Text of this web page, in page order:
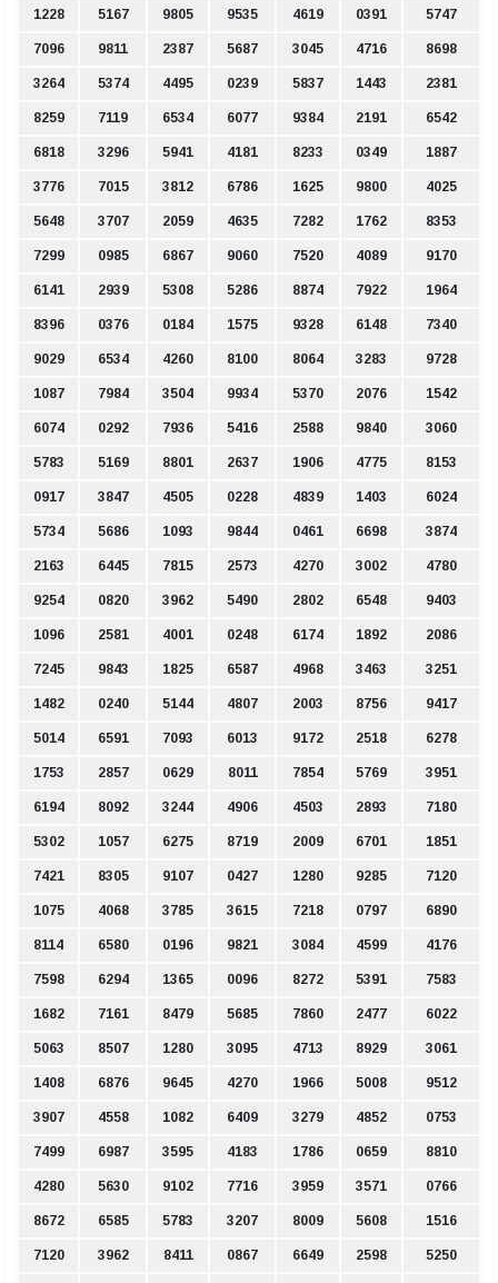
1228 5167 9805 9535 4619 0391 5747
7096 9811 2387 5687 3045 4716 8698
3264 5374 4495 0239 5837 1443 2381
8259 7119 6534 6077 9384 2191 6542
6818 3296 5941 4181 8233 0349 1887
3776 7015 3812 6786 1625 9800 4025
5648 3707 2059 4635 7282 1762 8353
7299 0985 6867 9060 7520 4089 9170
6141 2939 5308 5286 8874 7922 1964
8396 0376 0184 1575 9328 6148 7340
9029 6534 4260 8100 8064 3283 9728
1087 7984 3504 9934 5370 2076 1542
6074 0292 7936 5416 2588 9840 3060
5783 5169 8801 2637 1906 4775 8153
0917 3847 4505 0228 4839 1403 6024
5734 5686 1093 9844 0461 6698 3874
2163 6445 7815 2573 4270 3002 4780
9254 0820 3962 5490 2802 6548 9403
1096 2581 4001 0248 6174 1892 2086
7245 9843 1825 6587 4968 3463 3251
1482 0240 5144 4807 2003 8756 9417
5014 6591 7093 6013 9172 2518 6278
1753 2857 0629 8011 7854 5769 3951
6194 8092 3244 4906 4503 2893 7180
5302 1057 6275 8719 2009 6701 1851
7421 8305 9107 0427 1280 9285 7120
1075 4068 3785 3615 7218 0797 6890
8114 6580 0196 9821 3084 4599 4176
7598 6294 1365 0096 8272 5391 7583
1682 7161 8479 5685 7860 2477 6022
5063 8507 1280 3095 4713 8929 3061
1408 6876 9645 4270 1966 5008 9512
3907 4558 1082 6409 3279 4852 0753
7499 6987 3595 4183 1786 0659 8810
4280 5630 9102 7716 3959 3571 0766
8672 6585 5783 3207 8009 5608 1516
7120 3962 8411 0867 6649 2598 5250